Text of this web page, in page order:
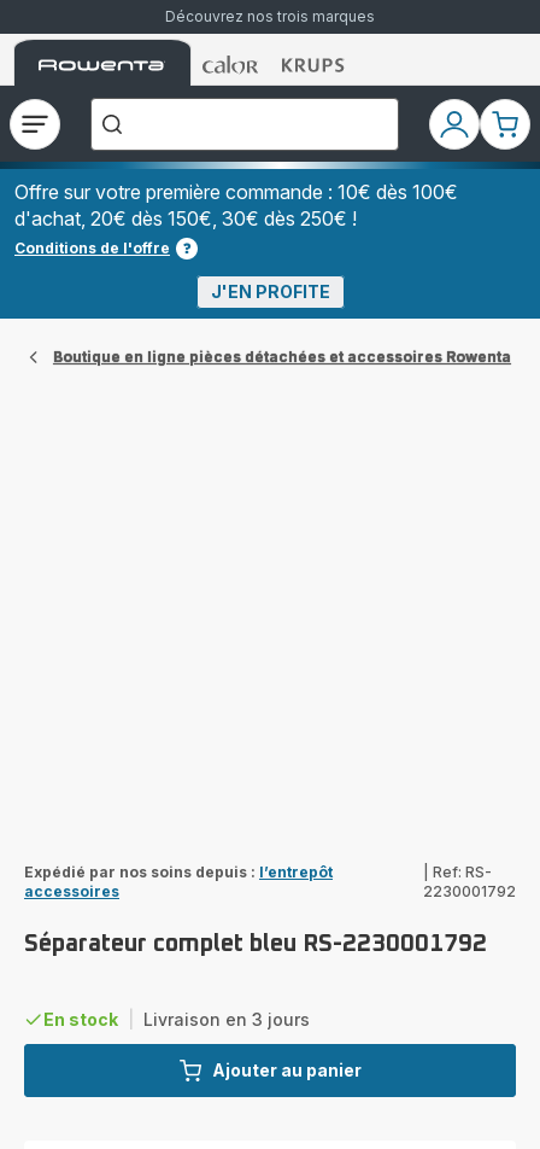
Découvrez nos trois marques
Accueil
Rowenta
Accueil
Rowenta
Accueil
Rowenta
Ouvrir
le
menu
recherchez-
vous
?","Aspirateurs
à
Grains","Centrales
Vapeurs","Sèche
Cheveux"]
Mon
compte
Mon
Offre sur votre première commande : 10€ dès 100€
d'achat, 20€ dès 150€, 30€ dès 250€ !
Conditions de l'offre
J'EN PROFITE
Boutique en ligne pièces détachées et accessoires Rowenta
Expédié par nos soins depuis : l’entrepôt
accessoires
Ref: RS-
2230001792
Séparateur complet bleu RS-2230001792
En stock Livraison en 3 jours
Ajouter au panier